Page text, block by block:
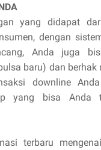
yang didapat
dengan
Anda juga
baru) dan berhak
downline
yang bisa Anda
terbaru